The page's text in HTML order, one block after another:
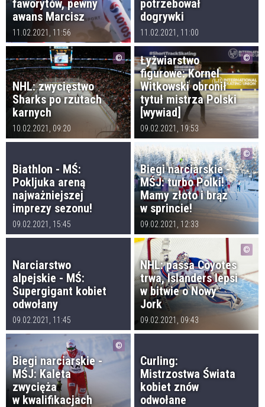
faworytów, pewny
awans Marcisz
11.02.2021, 11:56
potrzebował
dogrywki
11.02.2021, 11:00
NHL: zwycięstwo
Sharks po rzutach
karnych
10.02.2021, 09:20
Łyżwiarstwo
figurowe: Kornel
Witkowski obronił
tytuł mistrza Polski
[wywiad]
09.02.2021, 19:53
Biathlon - MŚ:
Pokljuka areną
najważniejszej
imprezy sezonu!
09.02.2021, 15:45
Biegi narciarskie -
MŚJ: turbo Polki!
Mamy złoto i brąz
w sprincie!
09.02.2021, 12:33
Narciarstwo
alpejskie - MŚ:
Supergigant kobiet
odwołany
09.02.2021, 11:45
NHL: passa Coyotes
trwa, Islanders lepsi
w bitwie o Nowy
Jork
09.02.2021, 09:43
Biegi narciarskie -
MŚJ: Kaleta
zwycięża
w kwalifikacjach
Curling:
Mistrzostwa Świata
kobiet znów
odwołane